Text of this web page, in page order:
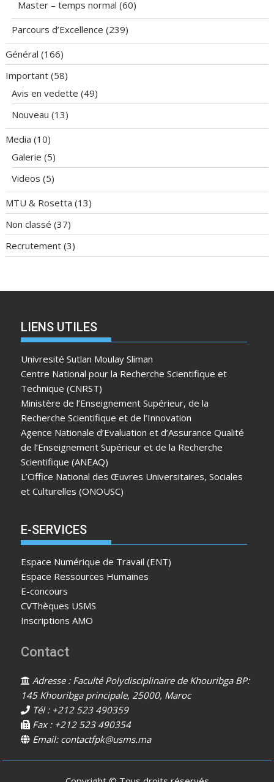
Master – temps normal (60)
Parcours d’Excellence (239)
Général (166)
Important (58)
Avis en vedette (49)
Nouveau (13)
Media (10)
Galerie (5)
Videos (5)
MTU & Rosetta (13)
Non classé (37)
Recrutement (3)
LIENS UTILES
Univresité Sutlan Moulay Sliman
Centre National pour la Recherche Scientifique et
Technique (CNRST)
Ministère de l’Enseignement Supérieur, de la
Recherche Scientifique et de l’Innovation
Agence Nationale d’Evaluation et d’Assurance Qualité
de l’Enseignement Supérieur et de la Recherche
Scientifique (ANEAQ)
L’Office National des Œuvres Universitaires, Sociales
et Culturelles (ONOUSC)
E-SERVICES
Espace Numérique de Travail (ENT)
Espace Ressources Humaines
E-concours
CVThèques USMS
Inscriptions AMO
Contact
Adresse : Faculté Polydisciplinaire de Khouribga BP:
145 Khouribga principale, 25000, Maroc
Tél : +212 523 490359
Fax : +212 523 490354
Email: contactfpk@usms.ma